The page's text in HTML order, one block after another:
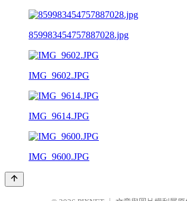
859983454757887028.jpg
IMG_9602.JPG
IMG_9614.JPG
IMG_9600.JPG